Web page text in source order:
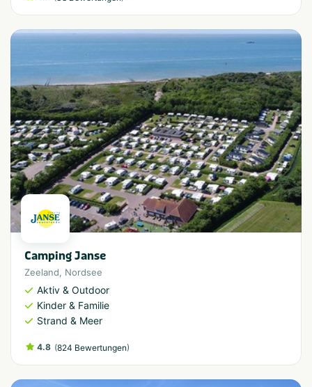
Camping Janse
Zeeland, Nordsee
Aktiv & Outdoor
Kinder & Familie
Strand & Meer
4.8 (824 Bewertungen)